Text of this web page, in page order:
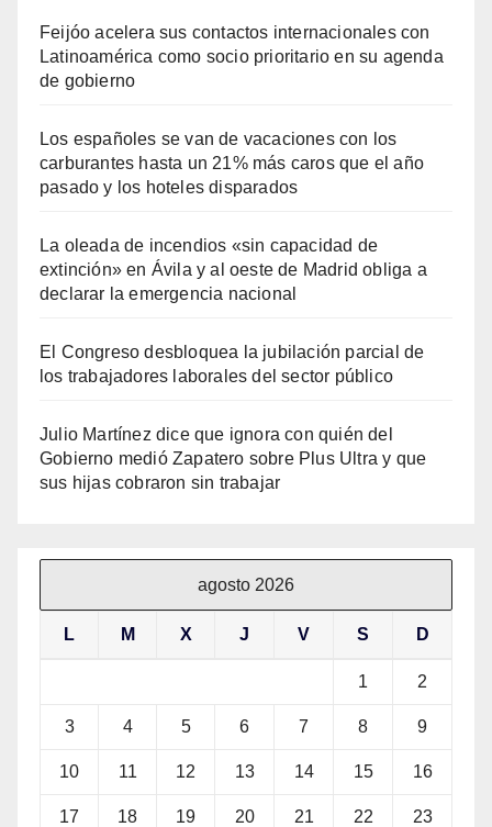
Feijóo acelera sus contactos internacionales con
Latinoamérica como socio prioritario en su agenda
de gobierno
Los españoles se van de vacaciones con los
carburantes hasta un 21% más caros que el año
pasado y los hoteles disparados
La oleada de incendios «sin capacidad de
extinción» en Ávila y al oeste de Madrid obliga a
declarar la emergencia nacional
El Congreso desbloquea la jubilación parcial de
los trabajadores laborales del sector público
Julio Martínez dice que ignora con quién del
Gobierno medió Zapatero sobre Plus Ultra y que
sus hijas cobraron sin trabajar
agosto 2026
L M X J V S D
1 2
3 4 5 6 7 8 9
10 11 12 13 14 15 16
17 18 19 20 21 22 23